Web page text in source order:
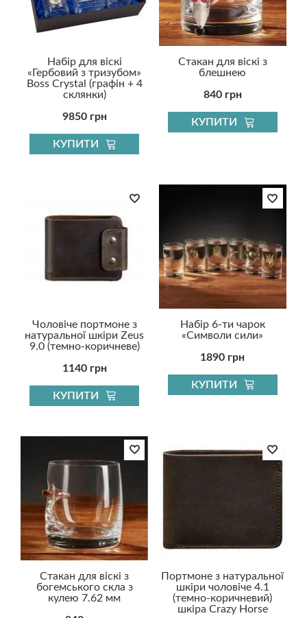
Набір для віскі
«Гербовий з тризубом»
Boss Crystal (графін + 4
склянки)
9850 грн
КУПИТИ
Стакан для віскі з
блешнею
840 грн
КУПИТИ
Чоловіче портмоне з
натуральної шкіри Zeus
9.0 (темно-коричневе)
1140 грн
КУПИТИ
Набір 6-ти чарок
«Символи сили»
1890 грн
КУПИТИ
Стакан для віскі з
богемського скла з
кулею 7.62 мм
Портмоне з натуральної
шкіри чоловіче 4.1
(темно-коричневий)
шкіра Crazy Horse